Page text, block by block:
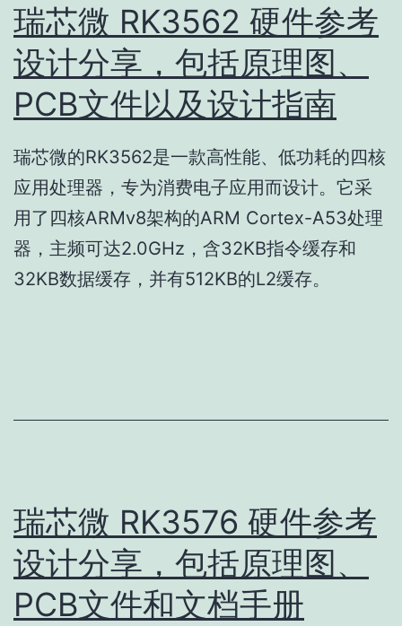
瑞芯微 RK3562 硬件参考
设计分享，包括原理图、
PCB文件以及设计指南
瑞芯微的RK3562是一款高性能、低功耗的四核
应用处理器，专为消费电子应用而设计。它采
用了四核ARMv8架构的ARM Cortex-A53处理
器，主频可达2.0GHz，含32KB指令缓存和
32KB数据缓存，并有512KB的L2缓存。
瑞芯微 RK3576 硬件参考
设计分享，包括原理图、
PCB文件和文档手册